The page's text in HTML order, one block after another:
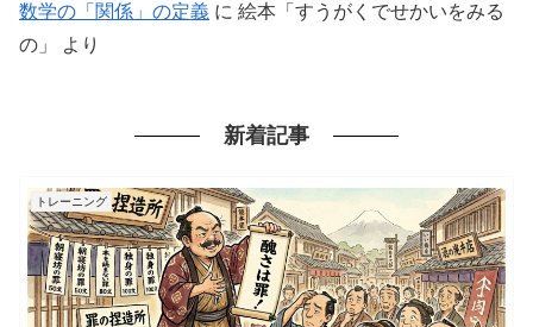
数学の「関係」の定義 に 絵本「すうがくでせかいをみる
の」
より
新着記事
トレーニング